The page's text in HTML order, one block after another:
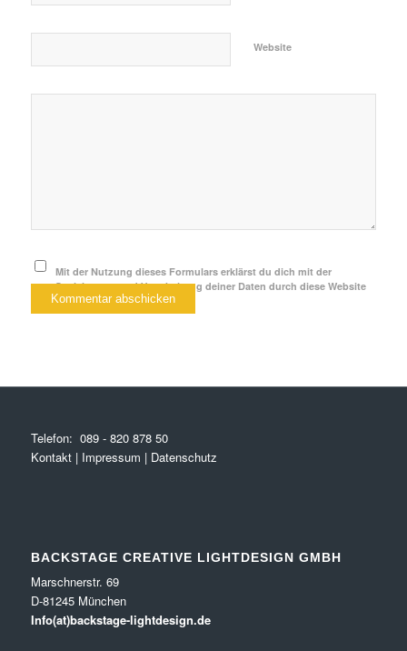
Website
Mit der Nutzung dieses Formulars erklärst du dich mit der
Speicherung und Verarbeitung deiner Daten durch diese Website
einverstanden.*
Telefon: 089 - 820 878 50
Kontakt| Impressum | Datenschutz
BACKSTAGE CREATIVE LIGHTDESIGN GMBH
Marschnerstr. 69
D-81245 München
Info(at)backstage-lightdesign.de